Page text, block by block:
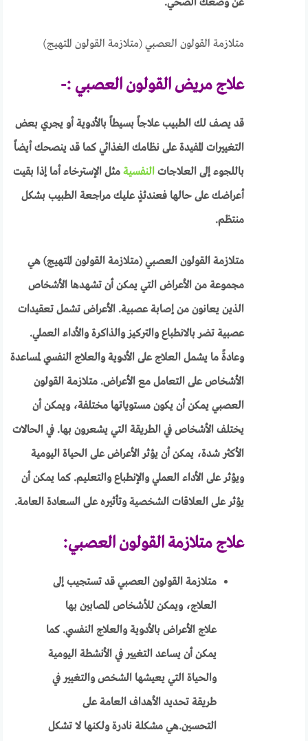
متلازمة القولون العصبي (متلازمة القولون المتهيج)
علاج مريض القولون العصبي :-
قد يصف لك الطبيب علاجاً بسيطاً بالأدوية أو يجري بعض
التغييرات المفيدة على نظامك الغذائي كما قد ينصحك أيضاً
باللجوء إلى العلاجاتالنفسية مثل الإسترخاء أما إذا بقيت
أعراضك على حالها فعندئذٍ عليك مراجعة الطبيب بشكل
منتظم.
متلازمة القولون العصبي (متلازمة القولون المتهيج) هي
مجموعة من الأعراض التي يمكن أن تشهدها الأشخاص
الذين يعانون من إصابة عصبية. الأعراض تشمل تعقيدات
عصبية تضر بالانطباع والتركيز والذاكرة والأداء العملي.
وعادةً ما يشمل العلاج على الأدوية والعلاج النفسي لمساعدة
الأشخاص على التعامل مع الأعراض. متلازمة القولون
العصبي يمكن أن يكون مستوياتها مختلفة، ويمكن أن
يختلف الأشخاص في الطريقة التي يشعرون بها. في الحالات
الأكثر شدة، يمكن أن يؤثر الأعراض على الحياة اليومية
ويؤثر على الأداء العملي والإنطباع والتعليم. كما يمكن أن
يؤثر على العلاقات الشخصية وتأثيره على السعادة العامة.
علاج متلازمة القولون العصبي:
متلازمة القولون العصبي قد تستجيب إلى
العلاج، ويمكن للأشخاص المصابين بها
علاج الأعراض بالأدوية والعلاج النفسي. كما
يمكن أن يساعد التغيير في الأنشطة اليومية
والحياة التي يعيشها الشخص والتغيير في
طريقة تحديد الأهداف العامة على
التحسين.هي مشكلة نادرة ولكنها لا تشكل